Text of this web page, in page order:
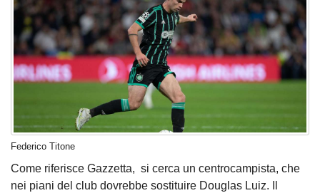
Federico Titone
Come riferisce Gazzetta, si cerca un centrocampista, che
nei piani del club dovrebbe sostituire Douglas Luiz. Il